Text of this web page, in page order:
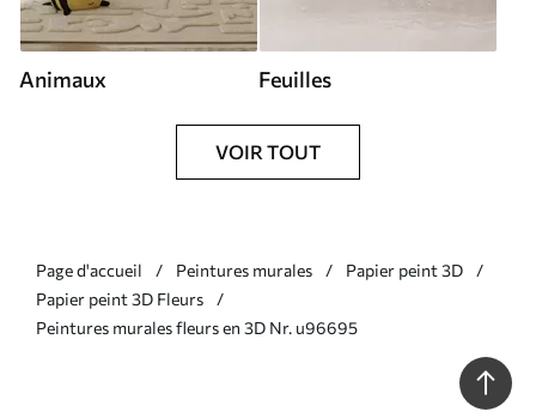
Animaux Feuilles
VOIR TOUT
Page d'accueil Peintures murales
Papier peint 3D
Papier peint 3D Fleurs
Peintures murales fleurs en 3D Nr. u96695